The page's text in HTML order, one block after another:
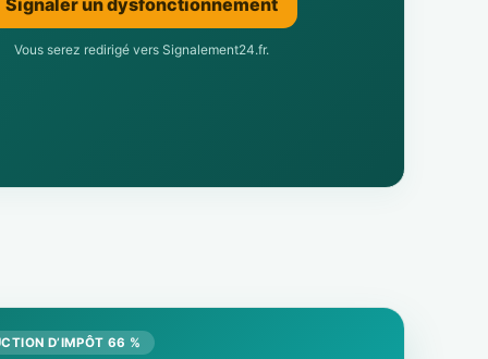
Vous serez redirigé vers Signalement24.fr.
D’IMPÔT 66 %